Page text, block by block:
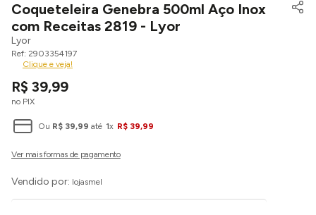
Coqueteleira Genebra 500ml Aço Inox
com Receitas 2819 - Lyor
Lyor
2903354197
Clique e veja!
R$ 39,99
no PIX
Ou R$ 39,99 até 1x R$ 39,99
Vendido por: lojasmel